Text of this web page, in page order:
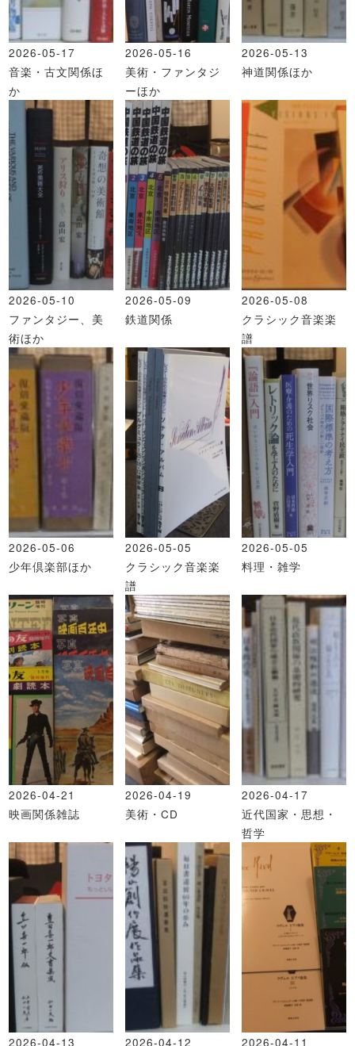
2026-05-17
音楽・古文関係ほ
か
2026-05-16
美術・ファンタジ
ーほか
2026-05-13
神道関係ほか
2026-05-10
ファンタジー、美
術ほか
2026-05-09
鉄道関係
2026-05-08
クラシック音楽楽
譜
2026-05-06
少年倶楽部ほか
2026-05-05
クラシック音楽楽
譜
2026-05-05
料理・雑学
2026-04-21
映画関係雑誌
2026-04-19
美術・CD
2026-04-17
近代国家・思想・
哲学
2026-04-13
2026-04-12
2026-04-11